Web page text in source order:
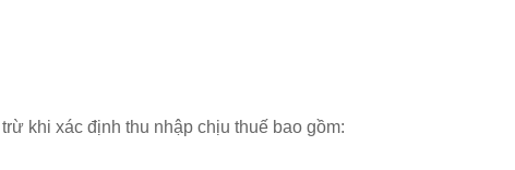
khi xác định thu nhập chịu thuế bao gồm: